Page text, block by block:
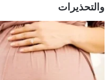
والتحذيرات